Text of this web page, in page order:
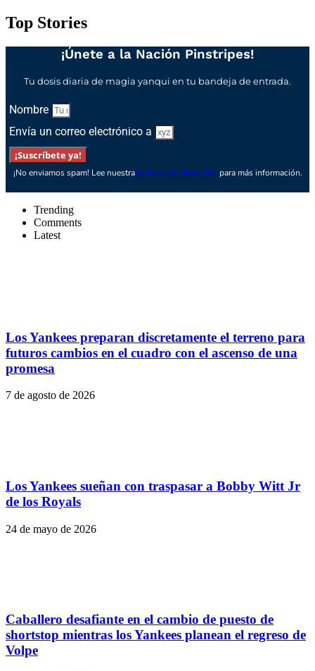
Top Stories
¡Únete a la Nación Pinstripes!
Tu dosis diaria de magia yanqui en tu bandeja de entrada.
Nombre
Envía un correo electrónico a
¡Suscríbete ya!
¡No enviamos spam! Lee nuestra política de privacidad para más información.
Trending
Comments
Latest
Los Yankees preparan discretamente el terreno para
futuros cambios en el cuadro con el ascenso de una
promesa
7 de agosto de 2026
Los Yankees sueñan con traspasar a Bobby Witt Jr
de los Royals
24 de mayo de 2026
Caballero desafiante en el cambio de puesto de
shortstop mientras los Yankees planean el regreso de
Volpe